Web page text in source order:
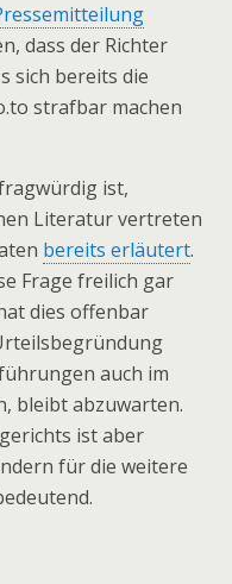
dass der Richter
sich bereits die
strafbar machen
ist,
Literatur vertreten
bereits erläutert.
Frage freilich gar
dies offenbar
auch im
bleibt abzuwarten.
ist aber
für die weitere